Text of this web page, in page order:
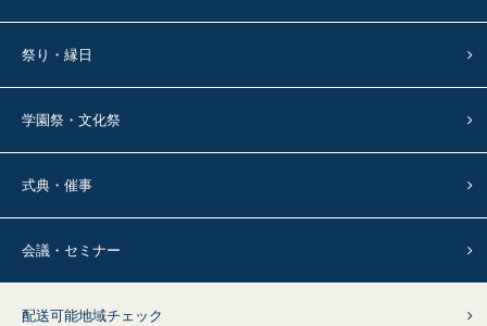
祭り・縁日
学園祭・文化祭
式典・催事
会議・セミナー
配送可能地域チェック